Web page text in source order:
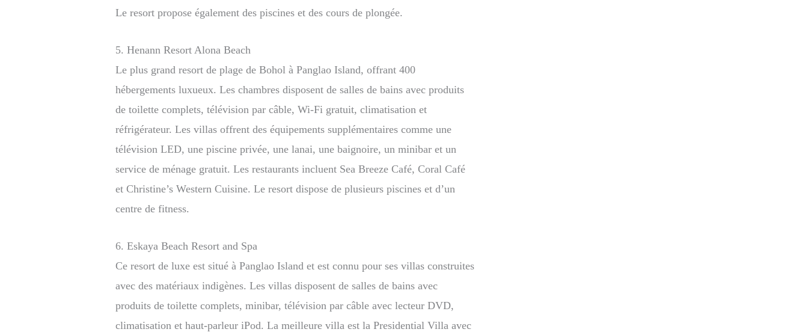
Le resort propose également des piscines et des cours de plongée.
5. Henann Resort Alona Beach
Le plus grand resort de plage de Bohol à Panglao Island, offrant 400
hébergements luxueux. Les chambres disposent de salles de bains avec produits
de toilette complets, télévision par câble, Wi-Fi gratuit, climatisation et
réfrigérateur. Les villas offrent des équipements supplémentaires comme une
télévision LED, une piscine privée, une lanai, une baignoire, un minibar et un
service de ménage gratuit. Les restaurants incluent Sea Breeze Café, Coral Café
et Christine’s Western Cuisine. Le resort dispose de plusieurs piscines et d’un
centre de fitness.
6. Eskaya Beach Resort and Spa
Ce resort de luxe est situé à Panglao Island et est connu pour ses villas construites
avec des matériaux indigènes. Les villas disposent de salles de bains avec
produits de toilette complets, minibar, télévision par câble avec lecteur DVD,
climatisation et haut-parleur iPod. La meilleure villa est la Presidential Villa avec